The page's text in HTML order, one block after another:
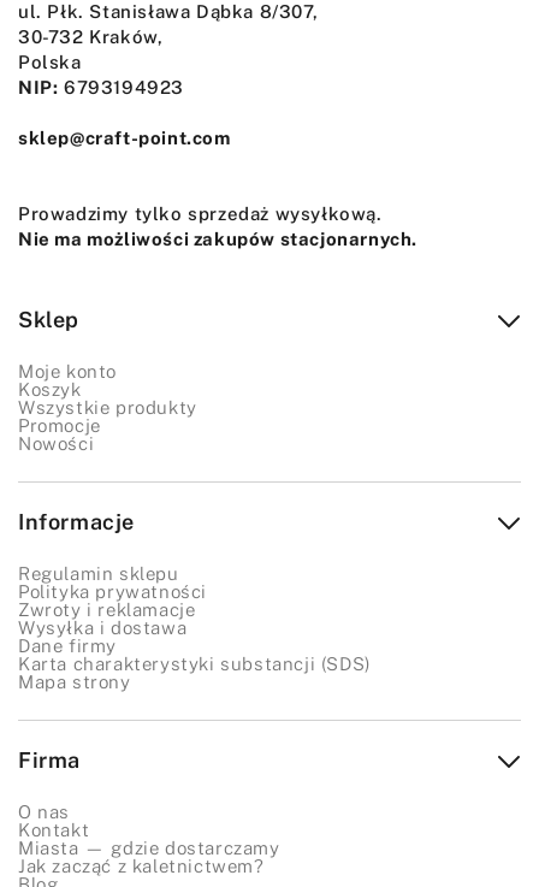
ul. Płk. Stanisława Dąbka 8/307,
30-732 Kraków,
Polska
NIP: 6793194923
sklep@craft-point.com
Prowadzimy tylko sprzedaż wysyłkową.
Nie ma możliwości zakupów stacjonarnych.
Sklep
Moje konto
Koszyk
Wszystkie produkty
Promocje
Nowości
Informacje
Regulamin sklepu
Polityka prywatności
Zwroty i reklamacje
Wysyłka i dostawa
Dane firmy
Karta charakterystyki substancji (SDS)
Mapa strony
Firma
O nas
Kontakt
Miasta — gdzie dostarczamy
Jak zacząć z kaletnictwem?